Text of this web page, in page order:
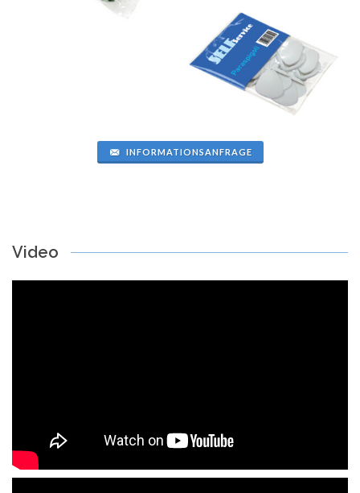
INFORMATIONSANFRAGE
Video